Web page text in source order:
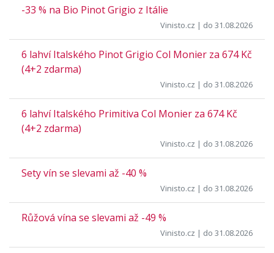
-33 % na Bio Pinot Grigio z Itálie
Vinisto.cz | do 31.08.2026
6 lahví Italského Pinot Grigio Col Monier za 674 Kč
(4+2 zdarma)
Vinisto.cz | do 31.08.2026
6 lahví Italského Primitiva Col Monier za 674 Kč
(4+2 zdarma)
Vinisto.cz | do 31.08.2026
Sety vín se slevami až -40 %
Vinisto.cz | do 31.08.2026
Růžová vína se slevami až -49 %
Vinisto.cz | do 31.08.2026